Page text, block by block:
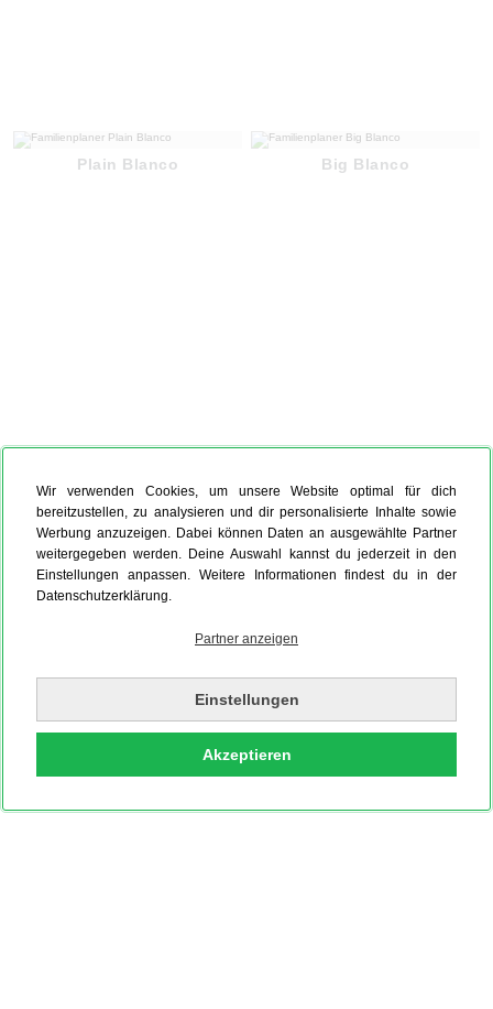
Wir verwenden Cookies, um unsere Website optimal für dich
bereitzustellen, zu analysieren und dir personalisierte Inhalte sowie
Werbung anzuzeigen. Dabei können Daten an ausgewählte Partner
weitergegeben werden. Deine Auswahl kannst du jederzeit in den
Einstellungen anpassen. Weitere Informationen findest du in der
Datenschutzerklärung.
Partner anzeigen
Einstellungen
Akzeptieren
Plain Blanco Big Blanco
Editorial Blanco